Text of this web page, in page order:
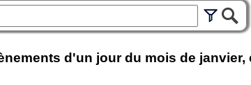
d'un jour du mois de